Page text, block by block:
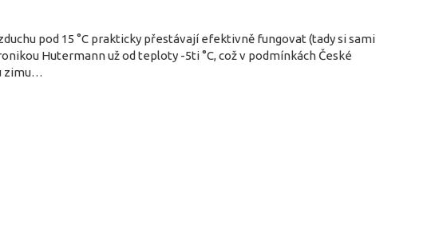
pod 15 °C prakticky přestávají efektivně fungovat (tady si sami
Hutermann už od teploty -5ti °C, což v podmínkách České
zimu…